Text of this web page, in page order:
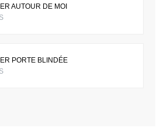
AUTOUR DE MOI
PORTE BLINDÉE